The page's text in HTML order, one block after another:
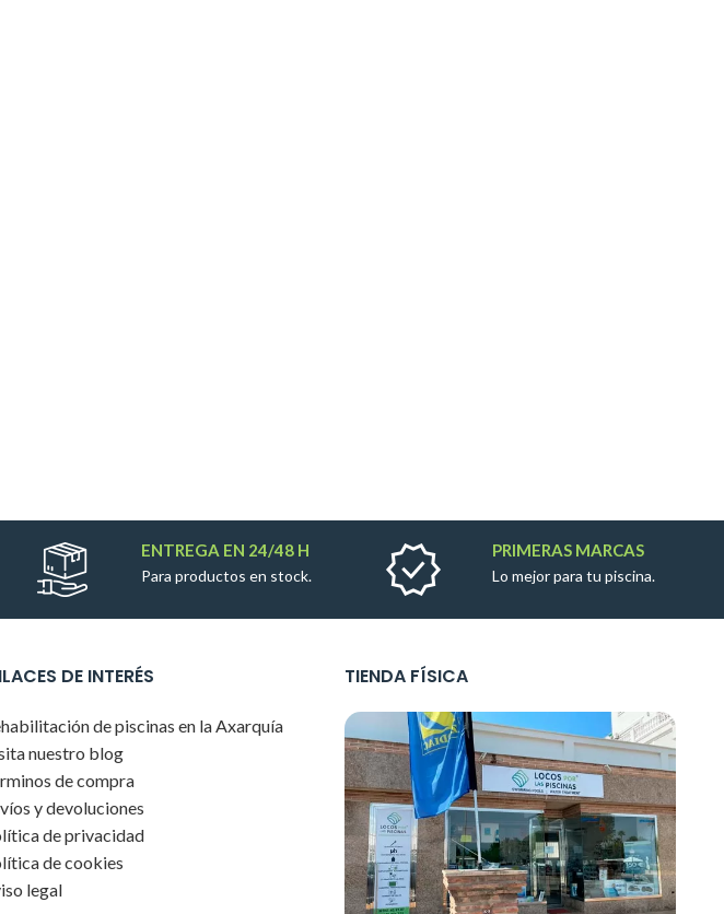
ENTREGA EN 24/48 H
Para productos en stock.
PRIMERAS MARCAS
Lo mejor para tu piscina.
DE INTERÉS
de piscinas en la Axarquía
nuestro blog
de compra
y devoluciones
de privacidad
de cookies
legal
TIENDA FÍSICA